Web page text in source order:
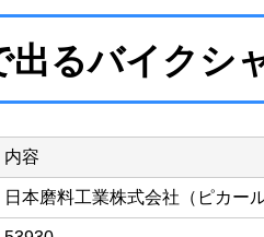
るバイクシ
内容
日本磨料工業株式会社（ピカー